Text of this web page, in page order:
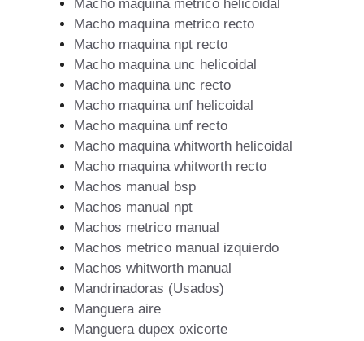
Macho maquina metrico helicoidal
Macho maquina metrico recto
Macho maquina npt recto
Macho maquina unc helicoidal
Macho maquina unc recto
Macho maquina unf helicoidal
Macho maquina unf recto
Macho maquina whitworth helicoidal
Macho maquina whitworth recto
Machos manual bsp
Machos manual npt
Machos metrico manual
Machos metrico manual izquierdo
Machos whitworth manual
Mandrinadoras (Usados)
Manguera aire
Manguera dupex oxicorte